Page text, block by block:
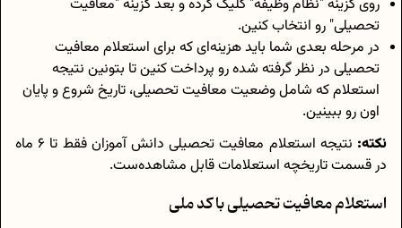
روی گزینه "نظام وظیفه" کلیک کرده و بعد گزینه "معافیت
تحصیلی" رو انتخاب کنین.
در مرحله بعدی شما باید هزینه‌ای که برای استعلام معافیت
تحصیلی در نظر گرفته شده رو پرداخت کنین تا بتونین نتیجه
استعلام که شامل وضعیت معافیت تحصیلی، تاریخ شروع و پایان
اون رو ببینین.
نکته:
نتیجه استعلام معافیت تحصیلی دانش آموزان فقط تا 6 ماه
در قسمت تاریخچه استعلامات قابل مشاهده‌ست.
استعلام معافیت تحصیلی با کد ملی